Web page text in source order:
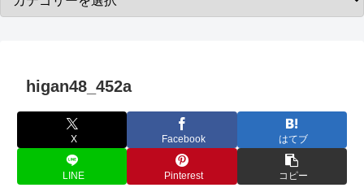
higan48_452a
X Facebook はてブ
LINE Pinterest コピー